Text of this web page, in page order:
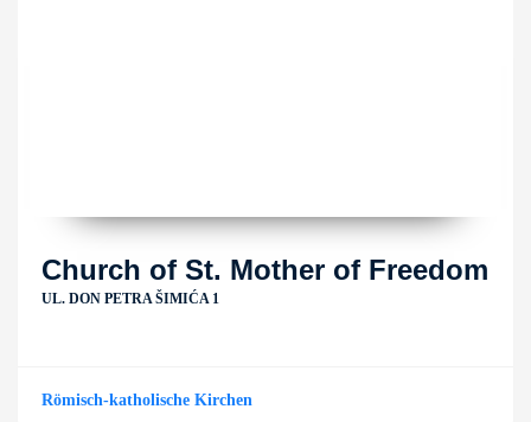
Church of St. Mother of Freedom
UL. DON PETRA ŠIMIĆA 1
Römisch-katholische Kirchen